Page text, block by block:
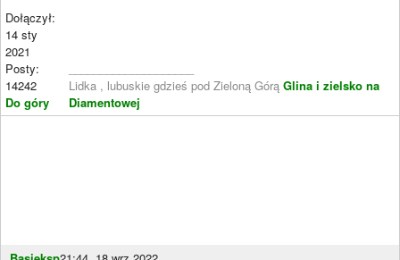
Dołączył:
14 sty
2021
Posty:
14242
Do góry
Lidka , lubuskie gdzieś pod Zieloną Górą Glina i zielsko na
Diamentowej